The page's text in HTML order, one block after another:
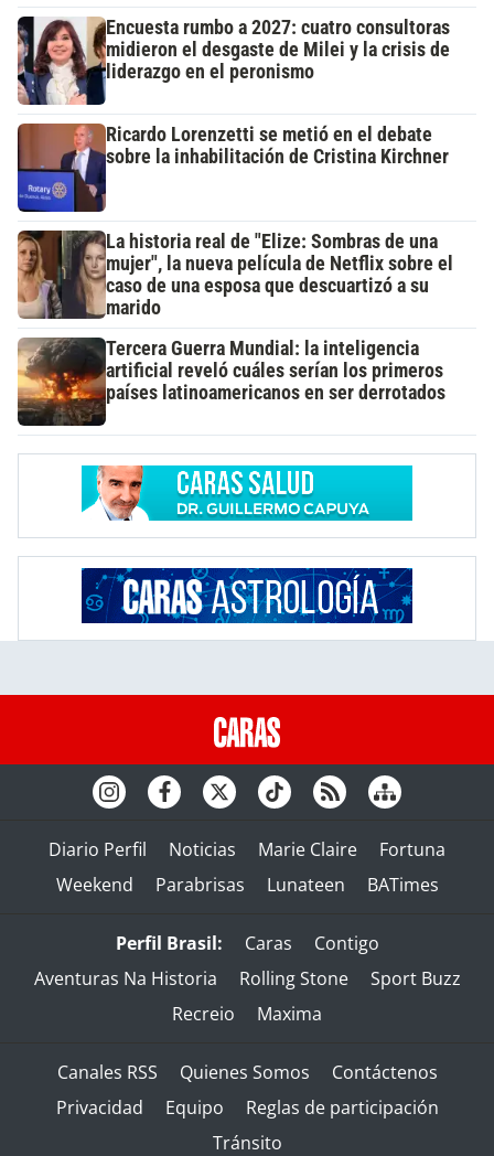
Encuesta rumbo a 2027: cuatro consultoras
midieron el desgaste de Milei y la crisis de
liderazgo en el peronismo
Ricardo Lorenzetti se metió en el debate
sobre la inhabilitación de Cristina Kirchner
La historia real de "Elize: Sombras de una
mujer", la nueva película de Netflix sobre el
caso de una esposa que descuartizó a su
marido
Tercera Guerra Mundial: la inteligencia
artificial reveló cuáles serían los primeros
países latinoamericanos en ser derrotados
Diario Perfil Noticias Marie Claire
Fortuna
Weekend
Parabrisas Lunateen BATimes
Perfil Brasil: Caras
Contigo
Aventuras Na Historia
Rolling Stone
Sport Buzz
Recreio
Maxima
Canales RSS Quienes Somos
Contáctenos
Privacidad
Equipo
Reglas de participación
Tránsito